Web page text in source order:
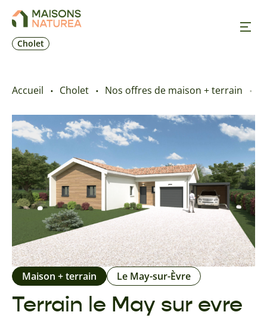
Cholet
Nos offres
Prendre RDV
+33 2 41 62 30 84
Accueil Cholet Nos offres de maison + terrain
Terrain le May sur evre
Maison + terrain Le May-sur-Èvre